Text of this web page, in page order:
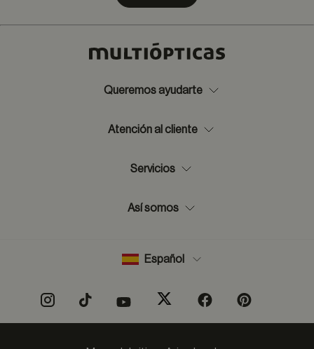
Queremos ayudarte
Atención al cliente
Servicios
Así somos
Español